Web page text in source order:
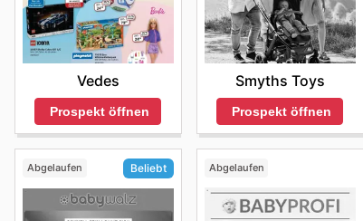
Einkaufen zu attraktiven Konditionen.
Das Babybett sorgt für einen ruhigen und
auf unserer Website [URL] und schaffen Sie
Vedes
Prospekt öffnen
Smyths Toys
Prospekt öffnen
Abgelaufen Beliebt Abgelaufen